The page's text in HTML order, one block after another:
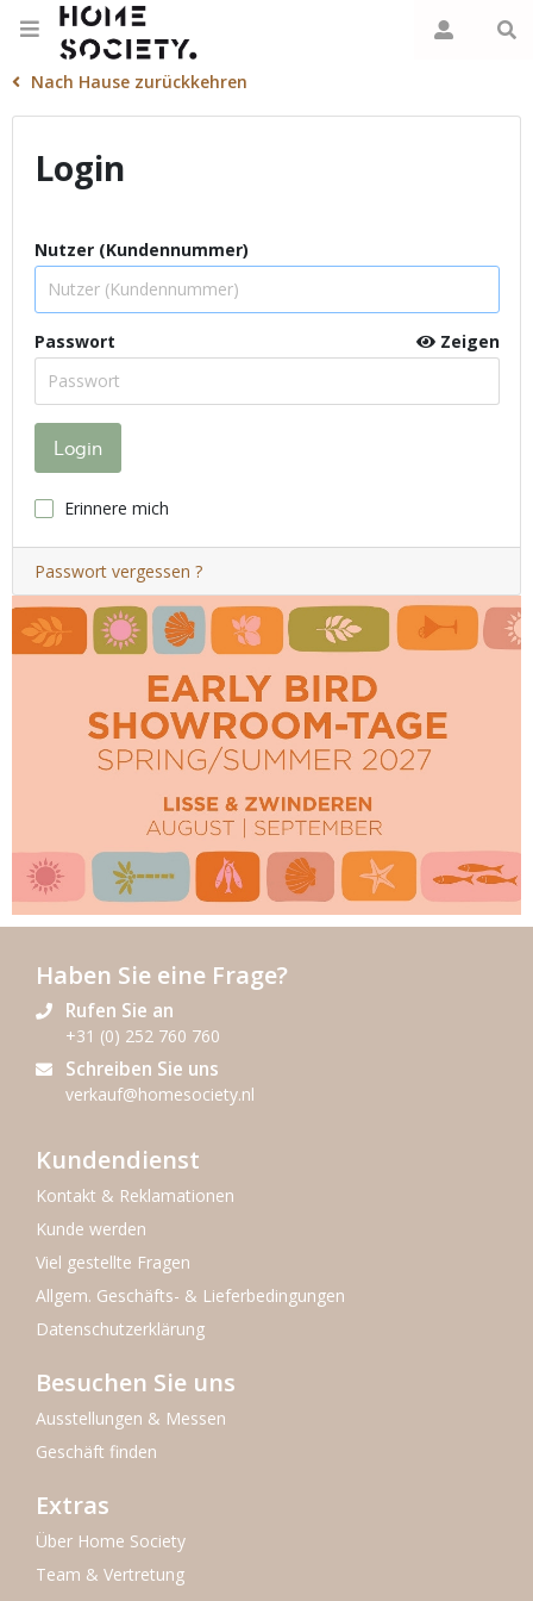
Nach Hause zurückkehren
Login
Nutzer (Kundennummer)
Passwort Zeigen
Erinnere mich
Passwort vergessen ?
Haben Sie eine Frage?
Rufen Sie an
+31 (0) 252 760 760
Schreiben Sie uns
verkauf@homesociety.nl
Kundendienst
Kontakt & Reklamationen
Kunde werden
Viel gestellte Fragen
Allgem. Geschäfts- & Lieferbedingungen
Datenschutzerklärung
Besuchen Sie uns
Ausstellungen & Messen
Geschäft finden
Extras
Über Home Society
Team & Vertretung